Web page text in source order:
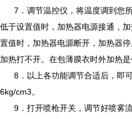
7．调节温控仪，将温度调到您
低于设置值时，加热器电源接通，
置值时，加热器电源断开，加热器
加热打不开。在包薄膜衣时外加热
8．以上各功能调节合适后，即可
6kg/cm3。
9．打开喷枪开关，调节好喷雾